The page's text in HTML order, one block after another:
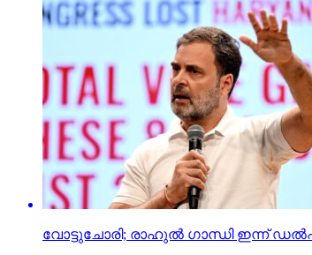
വോട്ടുചോരി; രാഹുല്‍ ഗാന്ധി ഇന്ന്